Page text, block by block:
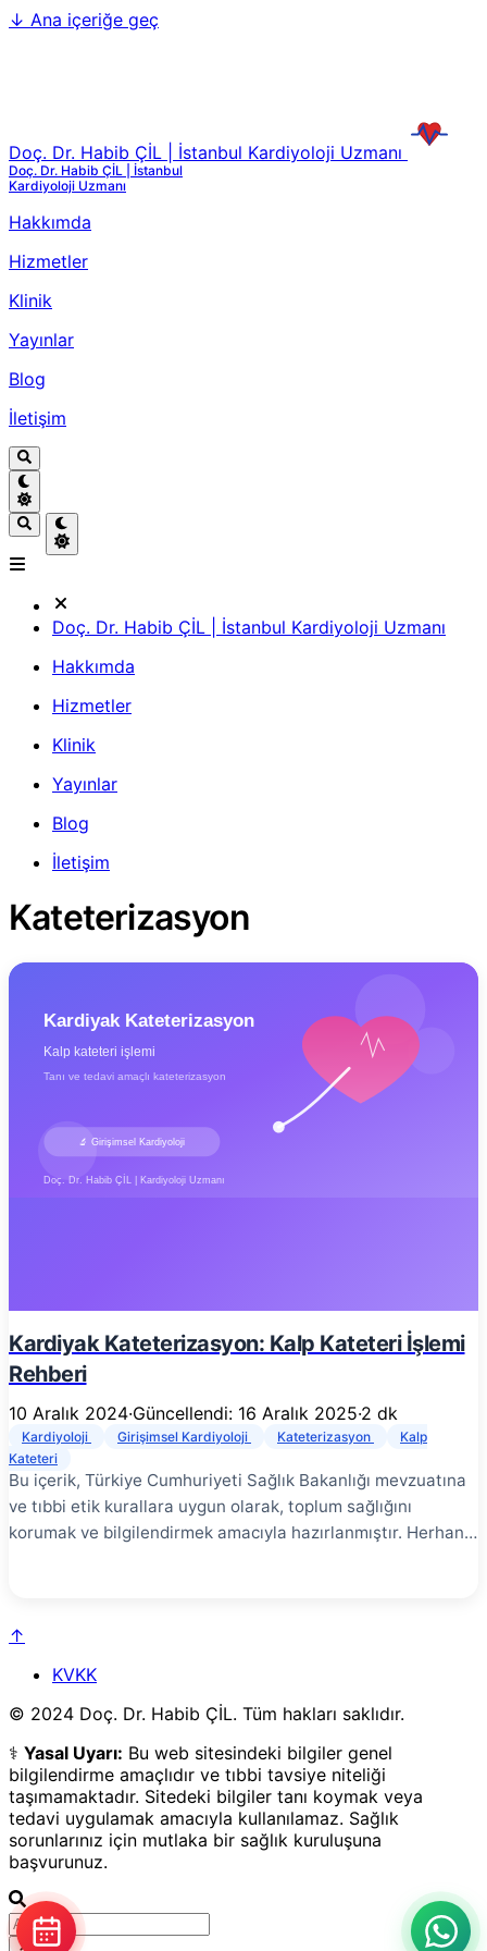
↓ Ana içeriğe geç
Doç. Dr. Habib ÇİL | İstanbul Kardiyoloji Uzmanı
Doç. Dr. Habib ÇİL | İstanbul
Kardiyoloji Uzmanı
Hakkımda
Hizmetler
Klinik
Yayınlar
Blog
İletişim
Doç. Dr. Habib ÇİL | İstanbul Kardiyoloji Uzmanı
Hakkımda
Hizmetler
Klinik
Yayınlar
Blog
İletişim
Kateterizasyon
Kardiyak Kateterizasyon: Kalp Kateteri İşlemi
Rehberi
10 Aralık 2024·Güncellendi: 16 Aralık 2025·2 dk
Kardiyoloji Girişimsel Kardiyoloji Kateterizasyon
Kalp
Kateteri
Bu içerik, Türkiye Cumhuriyeti Sağlık Bakanlığı mevzuatına
ve tıbbi etik kurallara uygun olarak, toplum sağlığını
korumak ve bilgilendirmek amacıyla hazırlanmıştır. Herhangi
kateter yerleştirilerek yapılan tanısal ve tedavi amaçlı
işlemdir. Bu kapsamlı rehberde kardiyak kateterizasyon
türleri, endikasyonları ve işlem sürecini detaylı olarak ele
alınmaktadır. Kardiyak Kateterizasyon Nedir? # Kardiyak
kateterizasyon, ince bir tüpün (kateter) damar yoluyla kalbe
ilerletilmesidir. Basınç ölçümü, görüntüleme ve tedavi
işlemleri yapılabilir.
↑
KVKK
© 2024 Doç. Dr. Habib ÇİL. Tüm hakları saklıdır.
⚕️ Yasal Uyarı: Bu web sitesindeki bilgiler genel
bilgilendirme amaçlıdır ve tıbbi tavsiye niteliği
taşımamaktadır. Sitedeki bilgiler tanı koymak veya
tedavi uygulamak amacıyla kullanılamaz. Sağlık
sorunlarınız için mutlaka bir sağlık kuruluşuna
başvurunuz.